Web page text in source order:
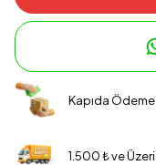
Kapıda Ödeme
1.500 ₺ ve